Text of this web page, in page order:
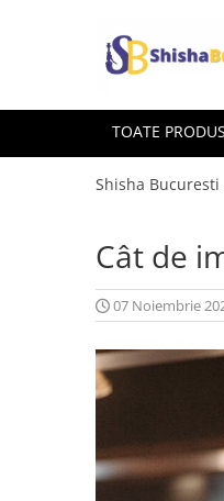
TOATE
Shisha
Cât de
07 Noiembrie